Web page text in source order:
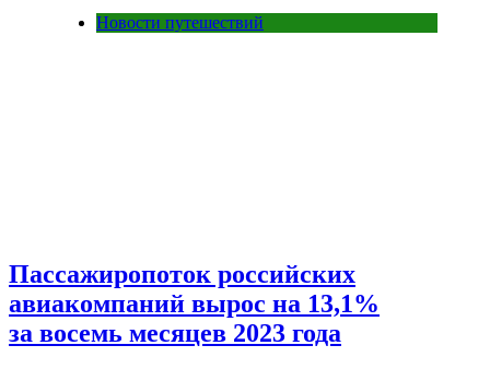
Новости путешествий
Пассажиропоток российских
авиакомпаний вырос на 13,1%
за восемь месяцев 2023 года